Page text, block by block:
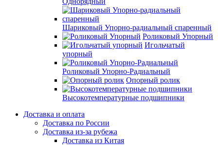
Шариковый Упорно-радиальный спаренный
Роликовый Упорный
Игольчатый
упорный
Роликовый Упорно-Радиальный
Опорный ролик
Высокотемпературные подшипники
Доставка и оплата
Доставка по России
Доставка из-за рубежа
Доставка из Китая